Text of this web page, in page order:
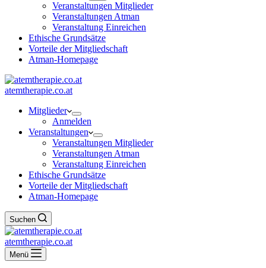
Veranstaltungen Mitglieder
Veranstaltungen Atman
Veranstaltung Einreichen
Ethische Grundsätze
Vorteile der Mitgliedschaft
Atman-Homepage
atemtherapie.co.at
Mitglieder
Anmelden
Veranstaltungen
Veranstaltungen Mitglieder
Veranstaltungen Atman
Veranstaltung Einreichen
Ethische Grundsätze
Vorteile der Mitgliedschaft
Atman-Homepage
Suchen
atemtherapie.co.at
Menü